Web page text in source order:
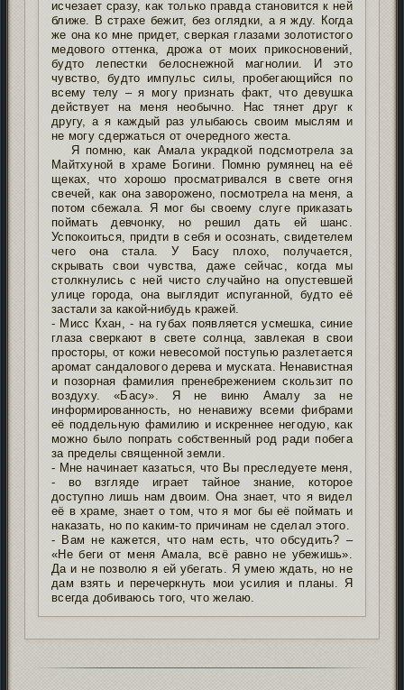
исчезает сразу, как только правда становится к ней
ближе. В страхе бежит, без оглядки, а я жду. Когда
же она ко мне придет, сверкая глазами золотистого
медового оттенка, дрожа от моих прикосновений,
будто лепестки белоснежной магнолии. И это
чувство, будто импульс силы, пробегающийся по
всему телу – я могу признать факт, что девушка
действует на меня необычно. Нас тянет друг к
другу, а я каждый раз улыбаюсь своим мыслям и
не могу сдержаться от очередного жеста.
Я помню, как Амала украдкой подсмотрела за
Майтхуной в храме Богини. Помню румянец на её
щеках, что хорошо просматривался в свете огня
свечей, как она заворожено, посмотрела на меня, а
потом сбежала. Я мог бы своему слуге приказать
поймать девчонку, но решил дать ей шанс.
Успокоиться, придти в себя и осознать, свидетелем
чего она стала. У Басу плохо, получается,
скрывать свои чувства, даже сейчас, когда мы
столкнулись с ней чисто случайно на опустевшей
улице города, она выглядит испуганной, будто её
застали за какой-нибудь кражей.
- Мисс Кхан, - на губах появляется усмешка, синие
глаза сверкают в свете солнца, завлекая в свои
просторы, от кожи невесомой поступью разлетается
аромат сандалового дерева и муската. Ненавистная
и позорная фамилия пренебрежением скользит по
воздуху. «Басу». Я не виню Амалу за не
информированность, но ненавижу всеми фибрами
её поддельную фамилию и искреннее негодую, как
можно было попрать собственный род ради побега
за пределы священной земли.
- Мне начинает казаться, что Вы преследуете меня,
- во взгляде играет тайное знание, которое
доступно лишь нам двоим. Она знает, что я видел
её в храме, знает о том, что я мог бы её поймать и
наказать, но по каким-то причинам не сделал этого.
- Вам не кажется, что нам есть, что обсудить? –
«Не беги от меня Амала, всё равно не убежишь».
Да и не позволю я ей убегать. Я умею ждать, но не
дам взять и перечеркнуть мои усилия и планы. Я
всегда добиваюсь того, что желаю.